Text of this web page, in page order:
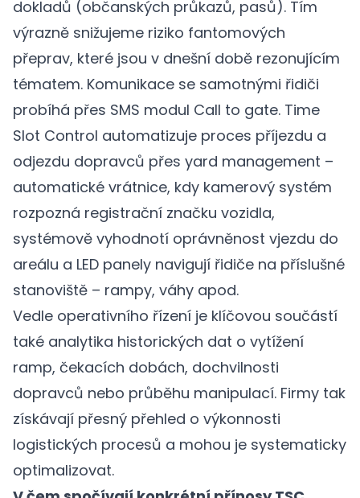
dokladů (občanských průkazů, pasů). Tím
výrazně snižujeme riziko fantomových
přeprav, které jsou v dnešní době rezonujícím
tématem. Komunikace se samotnými řidiči
probíhá přes SMS modul Call to gate. Time
Slot Control automatizuje proces příjezdu a
odjezdu dopravců přes yard management –
automatické vrátnice, kdy kamerový systém
rozpozná registrační značku vozidla,
systémově vyhodnotí oprávněnost vjezdu do
areálu a LED panely navigují řidiče na příslušné
stanoviště – rampy, váhy apod.
Vedle operativního řízení je klíčovou součástí
také analytika historických dat o vytížení
ramp, čekacích dobách, dochvilnosti
dopravců nebo průběhu manipulací. Firmy tak
získávají přesný přehled o výkonnosti
logistických procesů a mohou je systematicky
optimalizovat.